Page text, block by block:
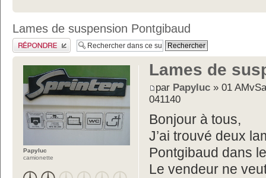
Lames de suspension Pontgibaud
Publier une réponse
Lames de
par Papyluc » 01
041140
Bonjour à tous,
J’ai trouvé deux
Pontgibaud dans
Le vendeur ne
Papyluc
camionette